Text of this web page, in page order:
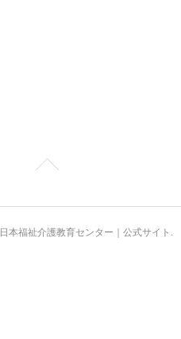
日本福祉介護教育センター｜公式サイト .